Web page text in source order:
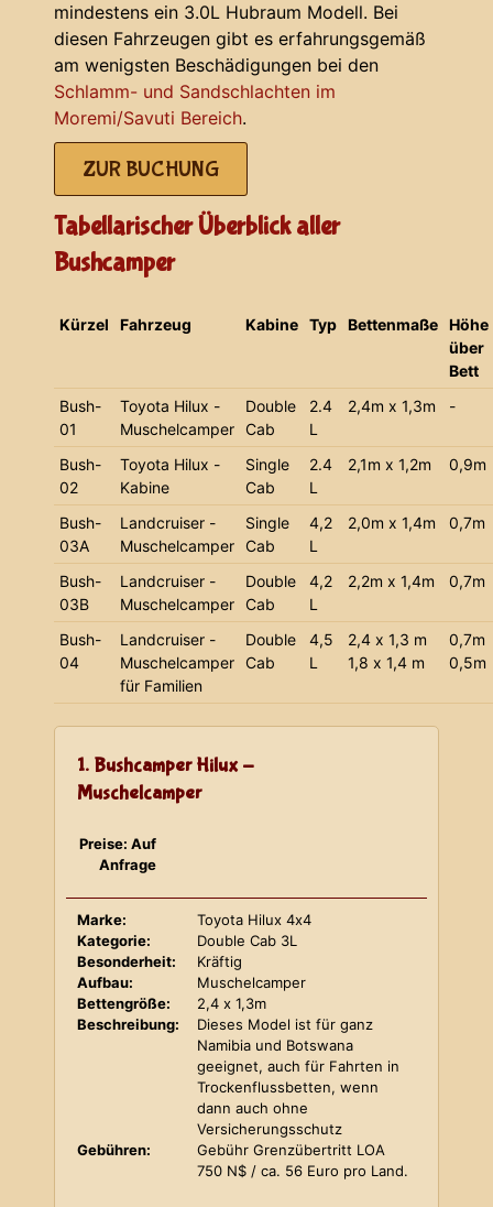
mindestens ein 3.0L Hubraum Modell. Bei
diesen Fahrzeugen gibt es erfahrungsgemäß
am wenigsten Beschädigungen bei den
Schlamm- und Sandschlachten im
Moremi/Savuti Bereich.
ZUR BUCHUNG
Tabellarischer Überblick aller
Bushcamper
Kürzel Fahrzeug Kabine Typ Bettenmaße Höhe
über
Bett
Bush-
01
Toyota Hilux -
Muschelcamper
Double
Cab
2.4
L
2,4m x 1,3m -
Bush-
02
Toyota Hilux -
Kabine
Single
Cab
2.4
L
2,1m x 1,2m 0,9m
Bush-
03A
Landcruiser -
Muschelcamper
Single
Cab
4,2
L
2,0m x 1,4m 0,7m
Bush-
03B
Landcruiser -
Muschelcamper
Double
Cab
4,2
L
2,2m x 1,4m 0,7m
Bush-
04
Landcruiser -
Muschelcamper
für Familien
Double
Cab
4,5
L
2,4 x 1,3 m
1,8 x 1,4 m
0,7m
0,5m
1. Bushcamper Hilux -
Muschelcamper
Preise: Auf
Anfrage
Marke:
Toyota Hilux 4x4
Kategorie:
Double Cab 3L
Besonderheit:
Kräftig
Aufbau:
Muschelcamper
Bettengröße:
2,4 x 1,3m
Beschreibung:
Dieses Model ist für ganz
Namibia und Botswana
geeignet, auch für Fahrten in
Trockenflussbetten, wenn
dann auch ohne
Versicherungsschutz
Gebühren:
Gebühr Grenzübertritt LOA
750 N$ / ca. 56 Euro pro Land.